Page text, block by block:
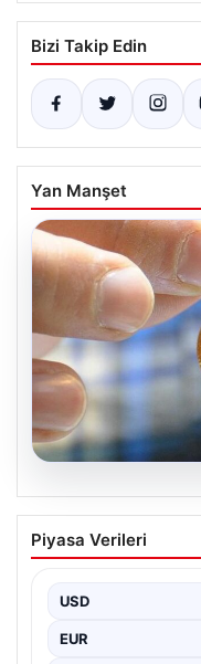
Bizi Takip Edin
Yan Manşet
05.08.2026
Altın fiyatları
fiyatları ne
fiyatları
Piyasa Verileri
USD
EUR